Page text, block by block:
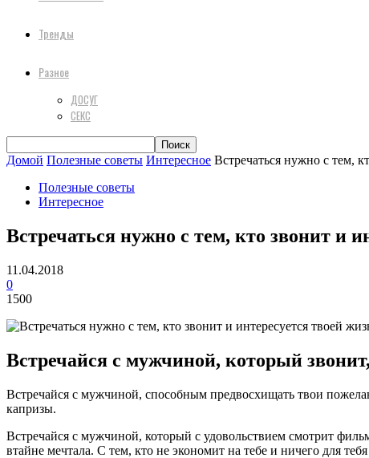
Тренды
Разное
ДОСУГ
СЕКС
Домой Полезные советы Интересное Встречаться нужно с тем,
Полезные советы
Интересное
Встречаться нужно с тем, кто звонит и
11.04.2018
0
1500
Встречайся с мужчиной, который
Встречайся с мужчиной, способным предвосхищать твои
капризы.
Встречайся с мужчиной, который с удовольствием смотрит
втайне мечтала. С тем, кто не экономит на тебе и ничего для